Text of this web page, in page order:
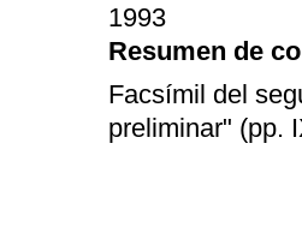
1993
Resumen de
Facsímil del
preliminar" (pp.